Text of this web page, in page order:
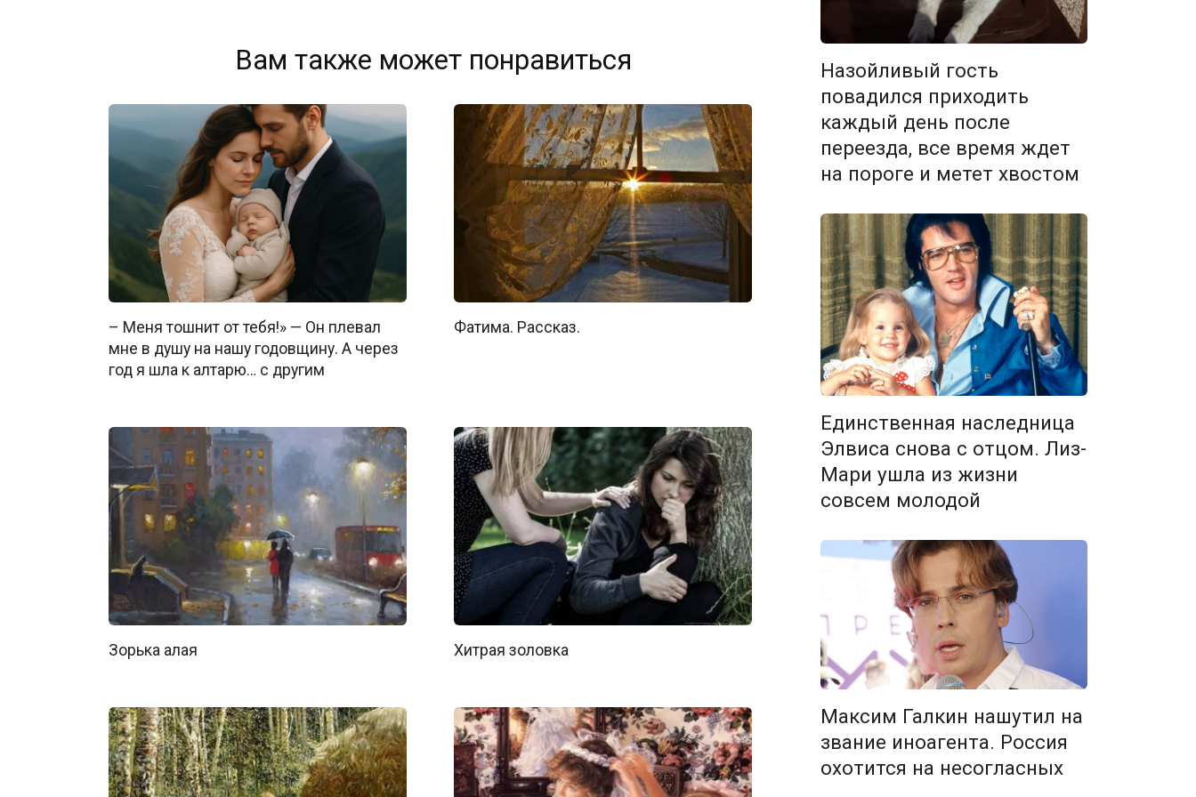
Вам также может понравиться
– Меня тошнит от тебя!» — Он плевал
мне в душу на нашу годовщину. А через
год я шла к алтарю… с другим
Фатима. Рассказ.
Зорька алая Хитрая золовка
Назойливый гость
повадился приходить
каждый день после
переезда, все время ждет
на пороге и метет хвостом
Единственная наследница
Элвиса снова с отцом. Лиз-
Мари ушла из жизни
совсем молодой
Максим Галкин нашутил на
звание иноагента. Россия
охотится на несогласных